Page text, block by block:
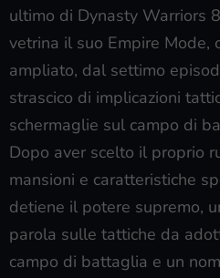
ultimo di Dynasty Warriors
vetrina il suo Empire Mode,
ampliato, dal settimo
strascico di implicazioni
schermaglie sul campo di
Dopo aver scelto il proprio
mansioni e caratteristiche
detiene il potere supremo,
parola sulle tattiche da
campo di battaglia e un